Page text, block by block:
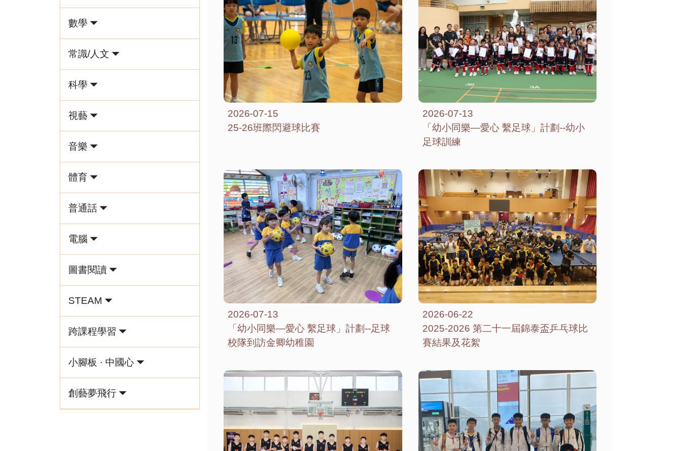
數學
常識/人文
科學
視藝
音樂
體育
普通話
電腦
圖書閱讀
STEAM
跨課程學習
小腳板 · 中國心
創藝夢飛行
2026-07-15
25-26班際閃避球比賽
2026-07-13
「幼小同樂—愛心 繫足球」計劃--幼小
足球訓練
2026-07-13
「幼小同樂—愛心 繫足球」計劃--足球
校隊到訪金卿幼稚園
2026-06-22
2025-2026 第二十一屆錦泰盃乒乓球比
賽結果及花絮